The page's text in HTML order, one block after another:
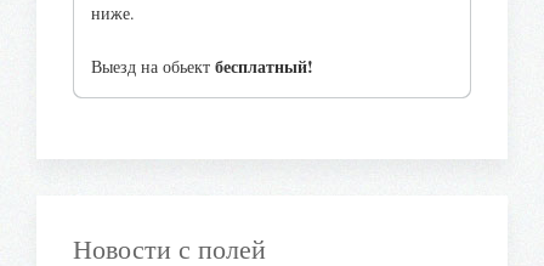
ниже.
Выезд на обьект бесплатный!
Новости с полей